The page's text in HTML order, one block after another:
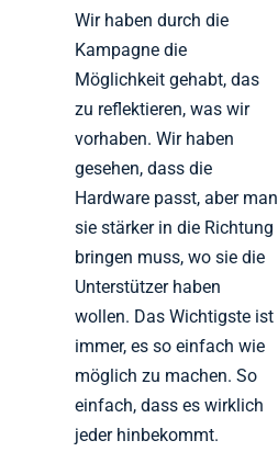
Wir haben durch die
Kampagne die
Möglichkeit gehabt, das
zu reflektieren, was wir
vorhaben. Wir haben
gesehen, dass die
Hardware passt, aber man
sie stärker in die Richtung
bringen muss, wo sie die
Unterstützer haben
wollen. Das Wichtigste ist
immer, es so einfach wie
möglich zu machen. So
einfach, dass es wirklich
jeder hinbekommt.